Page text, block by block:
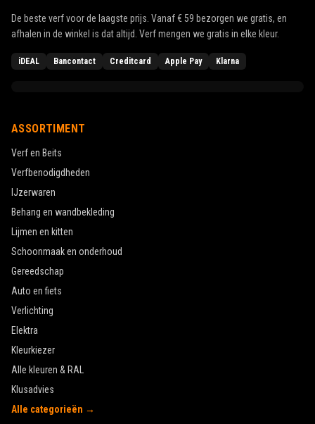
De beste verf voor de laagste prijs. Vanaf€ 59 bezorgen we gratis, en
afhalen in de winkel is dat altijd. Verf mengen we gratis in elke kleur.
iDEAL Bancontact Creditcard Apple Pay Klarna
ASSORTIMENT
Verf en Beits
Verfbenodigdheden
IJzerwaren
Behang en wandbekleding
Lijmen en kitten
Schoonmaak en onderhoud
Gereedschap
Auto en fiets
Verlichting
Elektra
Kleurkiezer
Alle kleuren & RAL
Klusadvies
Alle categorieën →